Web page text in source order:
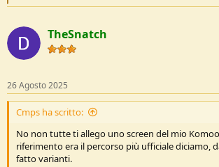
c
t
i
o
s
:
TheSnatch
26 Agosto 2025
Cmps ha scritto:
No non tutte ti allego uno screen del mio
riferimento era il percorso più ufficiale diciamo,
fatto varianti.